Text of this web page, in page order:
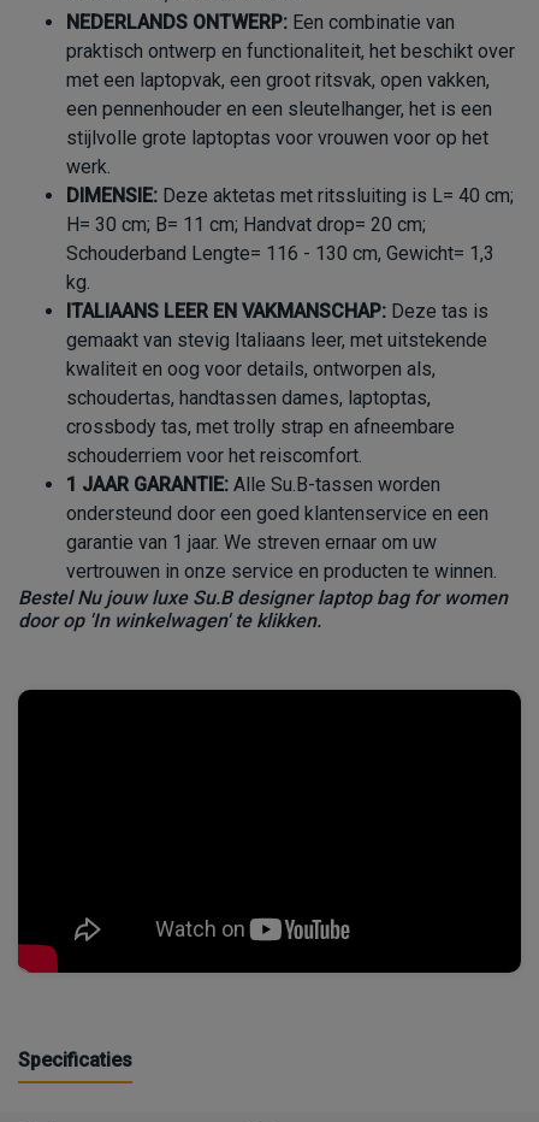
NEDERLANDS ONTWERP: Een combinatie van
praktisch ontwerp en functionaliteit, het beschikt over
met een laptopvak, een groot ritsvak, open vakken,
een pennenhouder en een sleutelhanger, het is een
stijlvolle grote laptoptas voor vrouwen voor op het
werk.
DIMENSIE: Deze aktetas met ritssluiting is L= 40 cm;
H= 30 cm; B= 11 cm; Handvat drop= 20 cm;
Schouderband Lengte= 116 - 130 cm, Gewicht= 1,3
kg.
ITALIAANS LEER EN VAKMANSCHAP: Deze tas is
gemaakt van stevig Italiaans leer, met uitstekende
kwaliteit en oog voor details, ontworpen als,
schoudertas, handtassen dames, laptoptas,
crossbody tas, met trolly strap en afneembare
schouderriem voor het reiscomfort.
1 JAAR GARANTIE: Alle Su.B-tassen worden
ondersteund door een goed klantenservice en een
garantie van 1 jaar. We streven ernaar om uw
vertrouwen in onze service en producten te winnen.
Bestel Nu jouw luxe Su.B designer laptop bag for women
door op 'In winkelwagen' te klikken.
Specificaties